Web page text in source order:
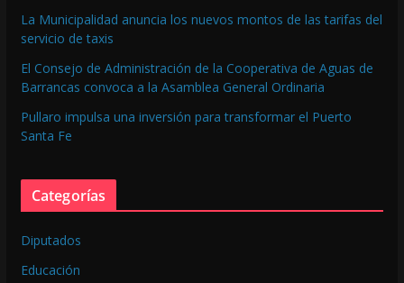
La Municipalidad anuncia los nuevos montos de las tarifas del
servicio de taxis
El Consejo de Administración de la Cooperativa de Aguas de
Barrancas convoca a la Asamblea General Ordinaria
Pullaro impulsa una inversión para transformar el Puerto
Santa Fe
Categorías
Diputados
Educación